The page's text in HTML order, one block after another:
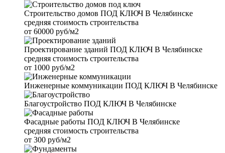
Строительство домов ПОД КЛЮЧ В Челябинске
средняя стоимость строительства
от 60000 руб/м2
Проектирование зданий ПОД КЛЮЧ В Челябинске
средняя стоимость строительства
от 1000 руб/м2
Инженерные коммуникации ПОД КЛЮЧ В Челябинске
Благоустройство ПОД КЛЮЧ В Челябинске
Фасадные работы ПОД КЛЮЧ В Челябинске
средняя стоимость строительства
от 300 руб/м2